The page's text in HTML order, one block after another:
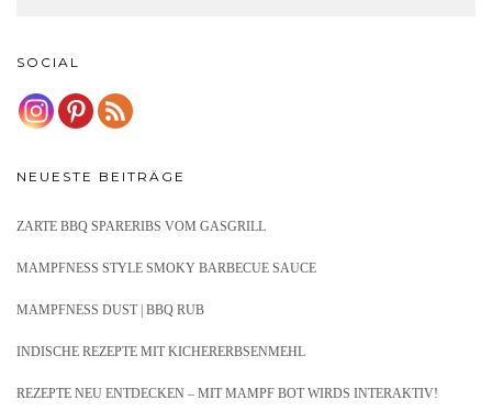
SOCIAL
NEUESTE BEITRÄGE
ZARTE BBQ SPARERIBS VOM GASGRILL
MAMPFNESS STYLE SMOKY BARBECUE SAUCE
MAMPFNESS DUST | BBQ RUB
INDISCHE REZEPTE MIT KICHERERBSENMEHL
REZEPTE NEU ENTDECKEN – MIT MAMPF BOT WIRDS INTERAKTIV!